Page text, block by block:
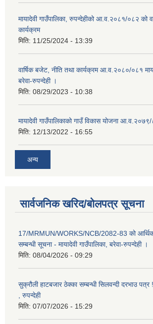
मायादेवी गाउँपालिका, रुपन्देहीको आ.व.२०८१/०८२ को
कार्यक्रम
मिति: 11/25/2024 - 13:39
वार्षिक बजेट, नीति तथा कार्यक्रम आ.व.२०८०/०८१
बरेवा-रुपन्देही ।
मिति: 08/29/2023 - 10:38
मायादेवी गाउँपालिकाको गाउँ विकास योजना
मिति: 12/13/2022 - 16:55
अन्य
सार्वजनिक खरिद/बोलपत्र सूचना
17/MRMUN/WORKS/NCB/2082-83 को आर्थिक
सम्बन्धी सूचना - मायादेवी गाउँपालिका, बरेवा-रुपन्देही ।
मिति: 08/04/2026 - 09:29
सुक्रौली हाटबजार ठेक्का सम्बन्धी सिलवन्दी दरभाउ पत्र
, रुपन्देही
मिति: 07/07/2026 - 15:29